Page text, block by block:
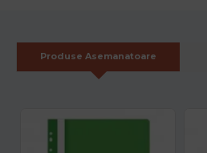
Produse Asemanatoare